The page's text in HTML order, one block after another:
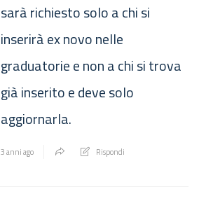
sarà richiesto solo a chi si
inserirà ex novo nelle
graduatorie e non a chi si trova
già inserito e deve solo
aggiornarla.
3 anni ago Rispondi